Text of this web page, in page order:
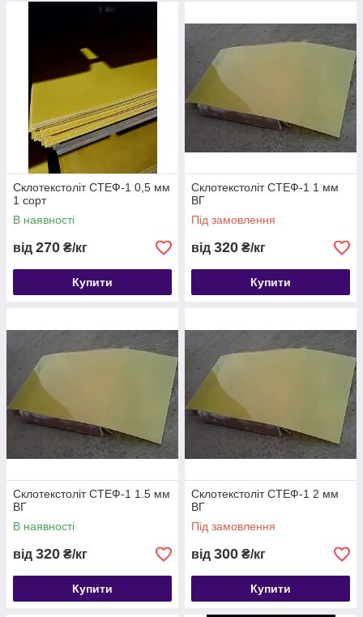
Склотекстоліт СТЕФ-1 0,5 мм
1 сорт
В наявності
від 270 ₴/кг
Купити
Склотекстоліт СТЕФ-1 1 мм
ВГ
Під замовлення
від 320 ₴/кг
Купити
Склотекстоліт СТЕФ-1 1.5 мм
ВГ
В наявності
від 320 ₴/кг
Купити
Склотекстоліт СТЕФ-1 2 мм
ВГ
Під замовлення
від 300 ₴/кг
Купити